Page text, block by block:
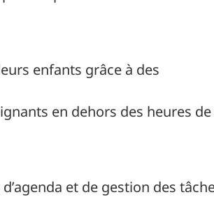
enfants grâce à des
en dehors des heures de
et de gestion des